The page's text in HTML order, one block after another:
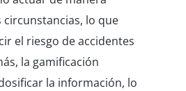
circunstancias, lo que
el riesgo de accidentes
la gamificación
la información, lo